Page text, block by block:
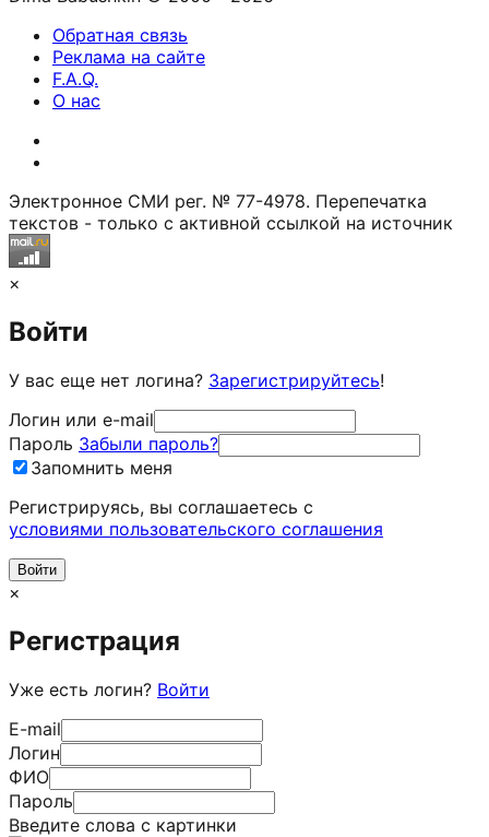
Обратная связь
Реклама на сайте
F.A.Q.
О нас
Электронное СМИ рег. № 77-4978. Перепечатка
текстов - только с активной ссылкой на источник
×
Войти
У вас еще нет логина? Зарегистрируйтесь!
Логин или e-mail
Пароль Забыли пароль?
Запомнить меня
Регистрируясь, вы соглашаетесь c
условиями пользовательского соглашения
×
Регистрация
Уже есть логин? Войти
E-mail
Логин
ФИО
Пароль
Введите слова с картинки